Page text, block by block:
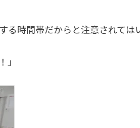
る時間帯だからと注意されては
」